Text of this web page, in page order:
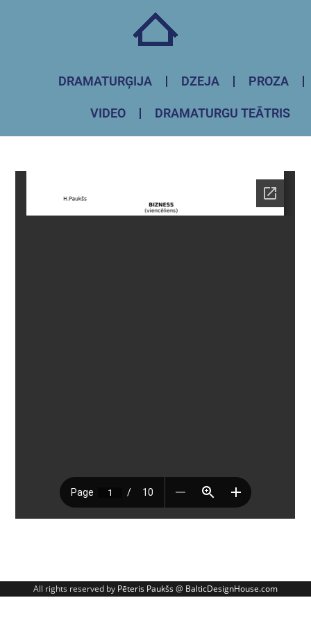
DRAMATURĢIJA DZEJA PROZA
VIDEO DRAMATURGU TEĀTRIS
All rights reserved by Pēteris Paukšs@ BalticDesignHouse.com